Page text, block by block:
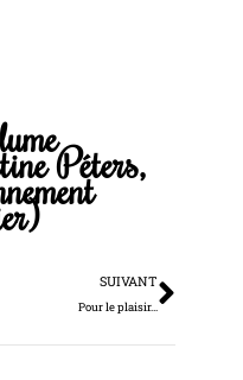
Péters,
SUIVANT
Pour le plaisir…